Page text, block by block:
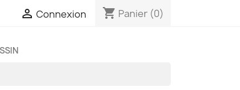
 Connexion shopping_cart Panier (0)